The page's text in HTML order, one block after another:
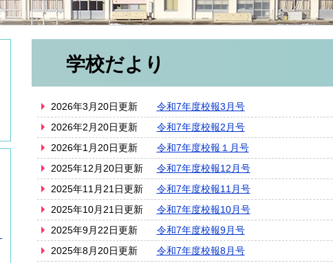
学校だより
2026年3月20日更新
令和7年度校報3月号
2026年2月20日更新
令和7年度校報2月号
2026年1月20日更新
令和7年度校報１月号
2025年12月20日更新
令和7年度校報12月号
2025年11月21日更新
令和7年度校報11月号
2025年10月21日更新
令和7年度校報10月号
2025年9月22日更新
令和7年度校報9月号
2025年8月20日更新
令和7年度校報8月号